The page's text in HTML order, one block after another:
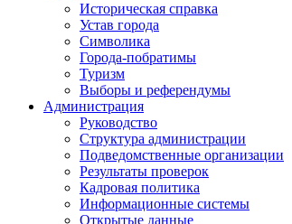
Историческая справка
Устав города
Символика
Города-побратимы
Туризм
Выборы и референдумы
Администрация
Руководство
Структура администрации
Подведомственные организации
Результаты проверок
Кадровая политика
Информационные системы
Открытые данные